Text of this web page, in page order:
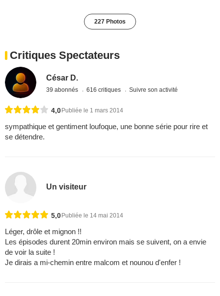
227 Photos
Critiques Spectateurs
César D.
39 abonnés 616 critiques Suivre son activité
4,0 Publiée le 1 mars 2014
sympathique et gentiment loufoque, une bonne série pour rire et
se détendre.
Un visiteur
5,0 Publiée le 14 mai 2014
Léger, drôle et mignon !!
Les épisodes durent 20min environ mais se suivent, on a envie
de voir la suite !
Je dirais a mi-chemin entre malcom et nounou d'enfer !